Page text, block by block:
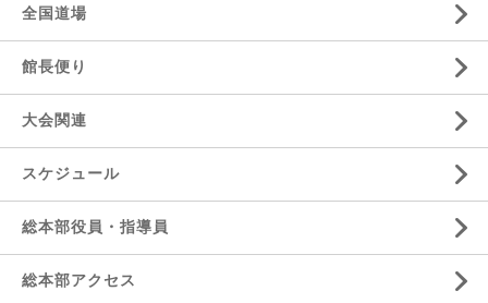
全国道場
館長便り
大会関連
スケジュール
総本部役員・指導員
総本部アクセス